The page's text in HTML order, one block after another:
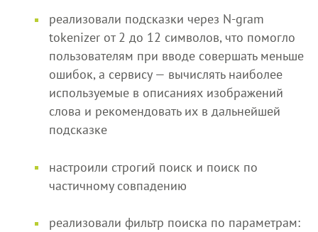
реализовали подсказки через N-gram
tokenizer от 2 до 12 символов, что помогло
пользователям при вводе совершать меньше
ошибок, а сервису — вычислять наиболее
используемые в описаниях изображений
слова и рекомендовать их в дальнейшей
подсказке
настроили строгий поиск и поиск по
частичному совпадению
реализовали фильтр поиска по параметрам: